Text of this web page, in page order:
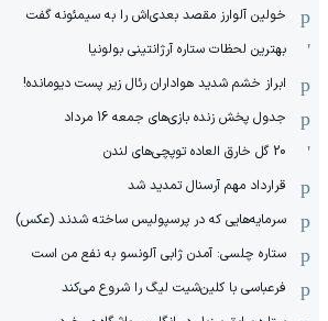
خولین آلوارز مقصد بعدی‌اش را به سیمئونه گفت
بهترین لحظات ستاره آرژانتینی بولونیا
ابراز خشم شدید هواداران رئال زیر پست دیومانده!
جدول پخش زنده بازی‌های جمعه 16 مرداد
20 گل خارق العاده توپچی‌های لندن
قرارداد مهم آرسنال تمدید شد
سرمایه‌هایی که در پرسپولیس ساخته شدند (عکس)
ستاره چلسی: آمدن ژابی آلونسو به نفع من است
فرعباسی با کلین‌شیت لیگ را شروع می‌کند